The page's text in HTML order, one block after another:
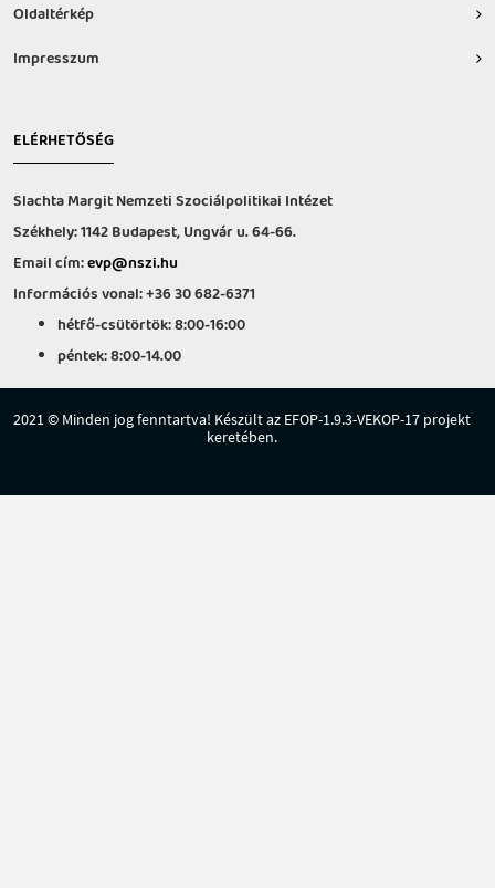
Oldaltérkép
Impresszum
ELÉRHETŐSÉG
Slachta Margit Nemzeti Szociálpolitikai Intézet
Székhely: 1142 Budapest, Ungvár u. 64-66.
Email cím:evp@nszi.hu
Információs vonal: +36 30 682-6371
hétfő-csütörtök: 8:00-16:00
péntek: 8:00-14.00
2021 © Minden jog fenntartva! Készült az EFOP-1.9.3-VEKOP-17 projekt
keretében.